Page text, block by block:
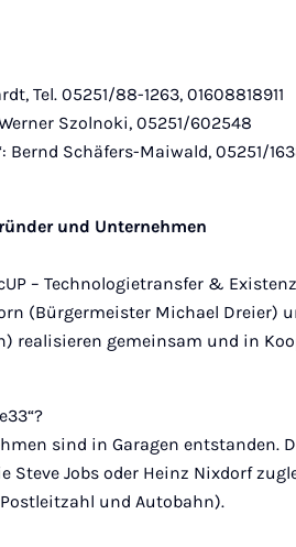
Tel. 05251/88-1263, 01608818911
Szolnoki, 05251/602548
Bernd Schäfers-Maiwald, 05251/
und Unternehmen
– Technologietransfer &
(Bürgermeister Michael Dreier)
realisieren gemeinsam und in
sind in Garagen entstanden.
Steve Jobs oder Heinz Nixdorf
und Autobahn).